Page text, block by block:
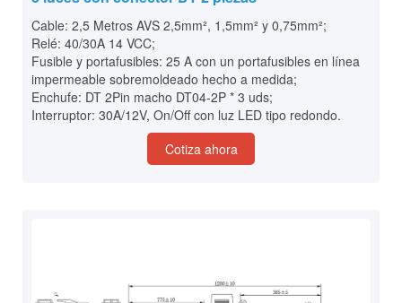
Cable: 2,5 Metros AVS 2,5mm², 1,5mm² y 0,75mm²;
Relé: 40/30A 14 VCC;
Fusible y portafusibles: 25 A con un portafusibles en línea
impermeable sobremoldeado hecho a medida;
Enchufe: DT 2Pin macho DT04-2P * 3 uds;
Interruptor: 30A/12V, On/Off con luz LED tipo redondo.
Cotiza ahora